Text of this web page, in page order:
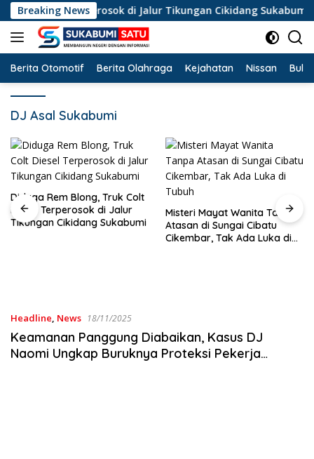
Langsung
ke
konten
Breaking News
Diesel Terperosok di Jalur Tikungan Cikidang Sukabumi
Berita Otomotif Berita Olahraga Kejahatan Nissan
DJ Asal Sukabumi
Diduga Rem Blong, Truk Colt
Diesel Terperosok di Jalur
Tikungan Cikidang Sukabumi
Misteri Mayat Wanita Tanpa
Atasan di Sungai Cibatu
Cikembar, Tak Ada Luka di
Headline, News 18/11/2025
Keamanan Panggung Diabaikan, Kasus DJ
Naomi Ungkap Buruknya Proteksi Pekerja